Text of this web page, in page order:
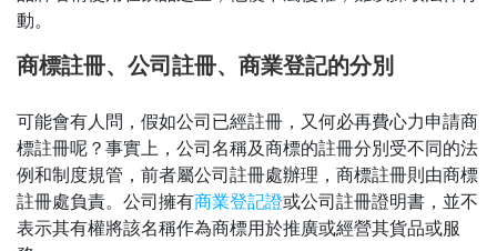
動。
商標註冊、公司註冊、商業登記的分別
可能會有人問，假如公司已經註冊，又何必再費心力申請商
標註冊呢？事實上，公司名稱及商標的註冊分別受不同的法
例和制度規管，前者屬公司註冊處辦理，商標註冊則由商標
註冊處負責。公司擁有商業登記證或公司註冊證明書，並不
表示其有權將該名稱作為商標用於推廣或經營其貨品或服